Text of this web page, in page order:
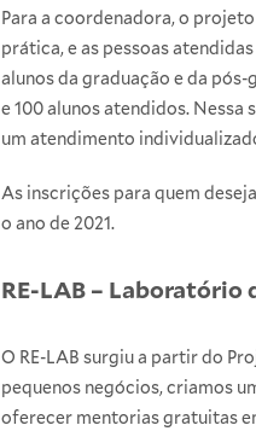
Para a coordenadora, o
prática, e as pessoas
alunos da graduação e da
e 100 alunos atendidos. Nessa
um atendimento
As inscrições para quem
o ano de 2021.
RE-LAB – Laboratório
O RE-LAB surgiu a partir do
pequenos negócios, criamos
oferecer mentorias gratuitas